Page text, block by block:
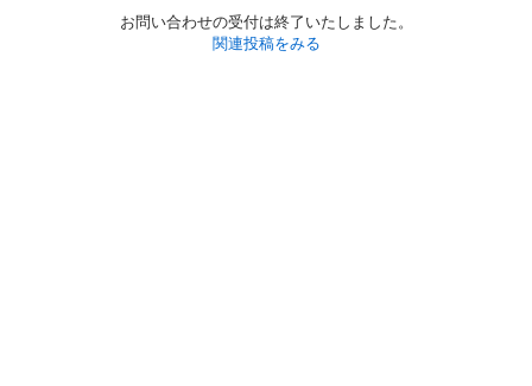
お問い合わせの受付は終了いたしました。
関連投稿をみる